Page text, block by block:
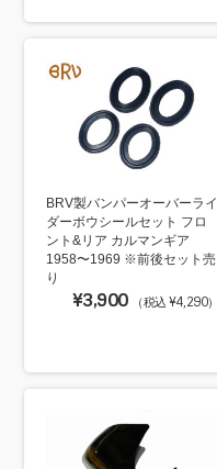
BRV製バンパーオーバーライ
ダーボウシールセット フロ
ント&リア カルマンギア
1958〜1969 ※前後セット売
り
¥3,900 （税込 ¥4,290）